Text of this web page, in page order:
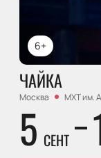
6+
ЧАЙКА
Москва МХТ им.
5 СЕНТ